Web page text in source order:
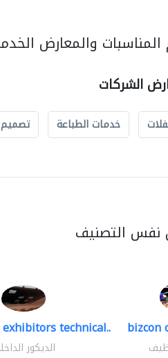
والمعارض
الشركات
خدمات الطباعة تصميم
نفس التصنيف
technical..
الديكور
bizcon